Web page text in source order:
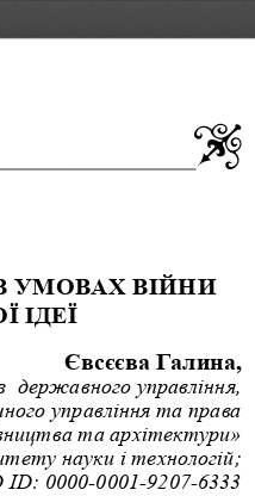
УМОВАХ ВІЙНИ
ІДЕЇ
Євсєєва Галина,
державного управління,
управління та права
та архітектури»
науки і технологій;
ID: 0000-0001-9207-6333